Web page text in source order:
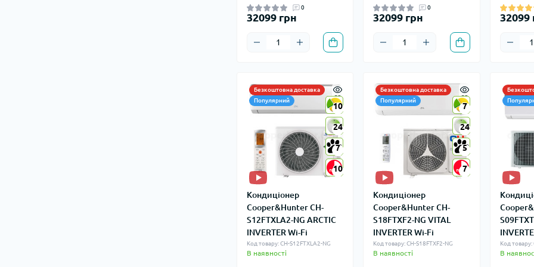
0
32099 грн
0
32099 грн 32099
Безкоштовна доставка
Популярний
10
24
7
10
10
24
7
10
Кондиціонер
Cooper&Hunter CH-
S12FTXLA2-NG ARCTIC
INVERTER Wi-Fi
Код товару: CH-S12FTXLA2-NG
В наявності
Безкоштовна доставка
Популярний
7
24
5
7
7
24
5
7
Кондиціонер
Cooper&Hunter CH-
S18FTXF2-NG VITAL
INVERTER Wi-Fi
Код товару: CH-S18FTXF2-NG
В наявності
Код товару:
В